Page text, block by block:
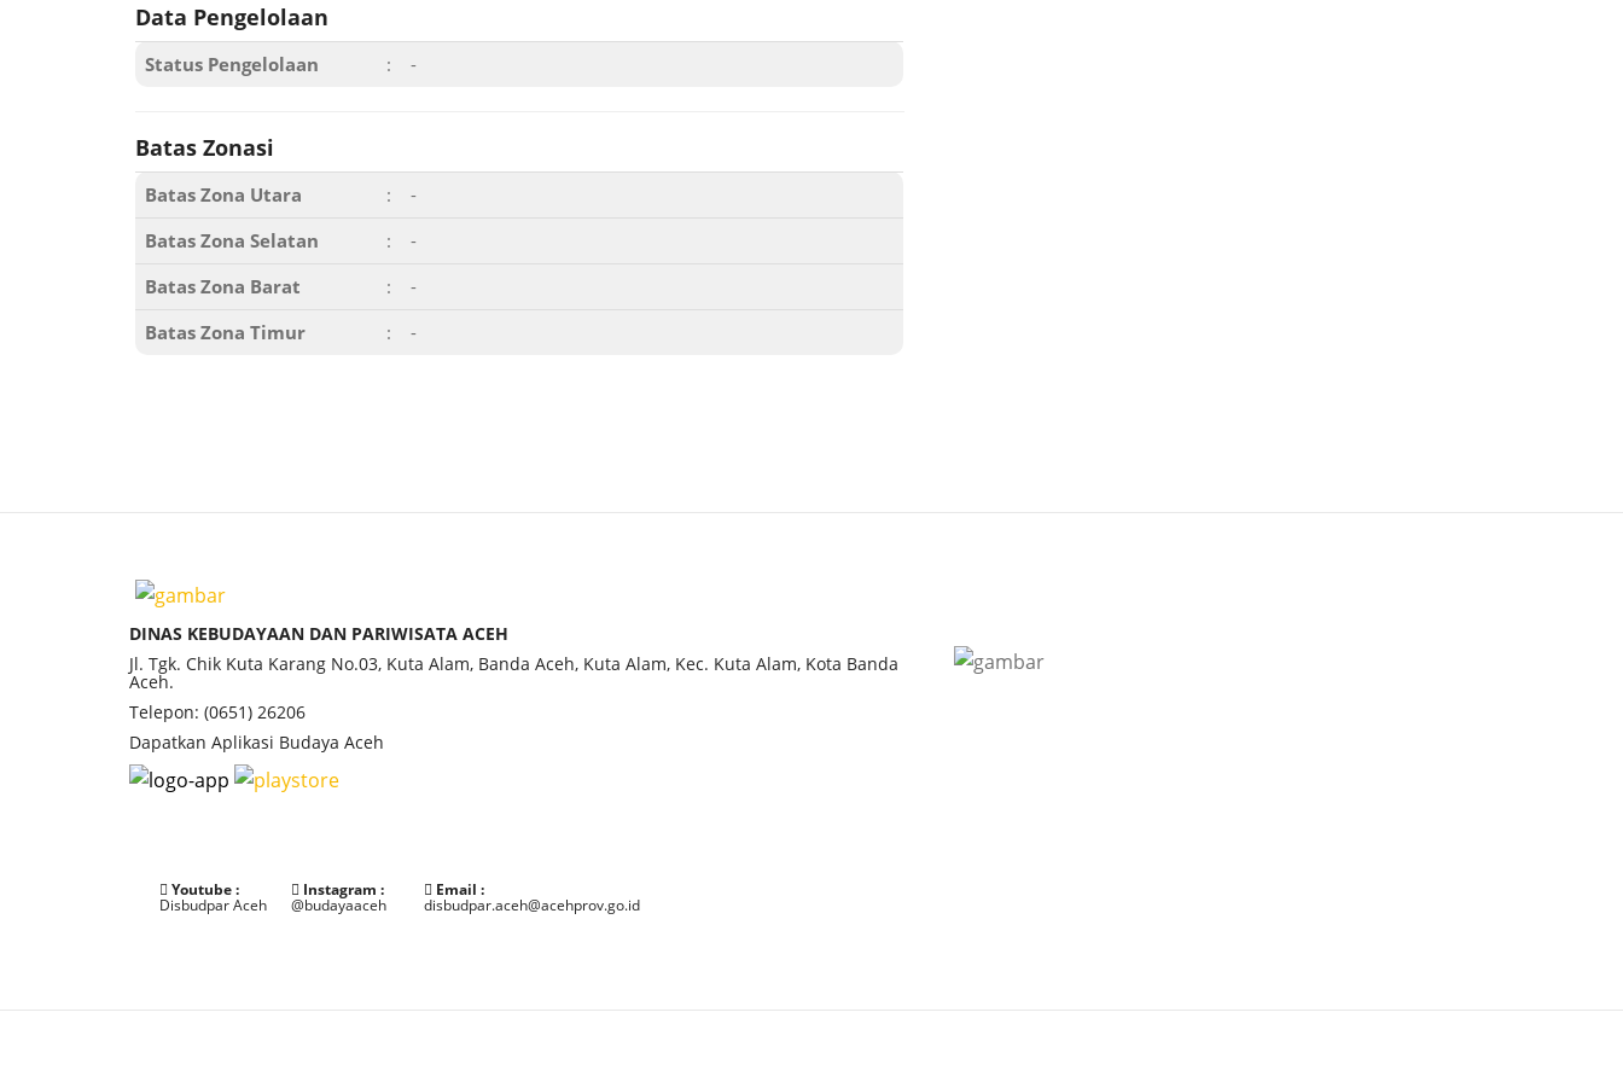
Data Pengelolaan
Status Pengelolaan : -
Batas Zonasi
Batas Zona Utara :
-
Batas Zona Selatan
:
-
Batas Zona Barat
:
-
Batas Zona Timur
: -
DINAS KEBUDAYAAN DAN PARIWISATA ACEH
Jl. Tgk. Chik Kuta Karang No.03, Kuta Alam, Banda Aceh, Kuta Alam, Kec. Kuta Alam, Kota Banda
Aceh.
Telepon: (0651) 26206
Dapatkan Aplikasi Budaya Aceh
Youtube :
Disbudpar Aceh
Instagram :
@budayaaceh
Email :
disbudpar.aceh@acehprov.go.id